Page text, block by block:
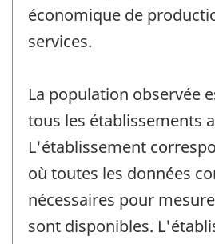
économique de
services.
La population observée
tous les établissements
L'établissement
où toutes les données
nécessaires pour
sont disponibles.